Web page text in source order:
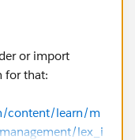
or import
for that:
content/learn/m
lex_i